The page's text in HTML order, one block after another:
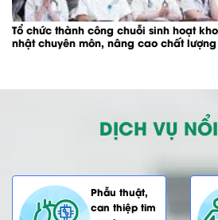
Tổ chức thành công chuỗi sinh hoạt
nhật chuyên môn, nâng cao chất
DỊCH VỤ
Phẫu thuật,
can thiệp tim